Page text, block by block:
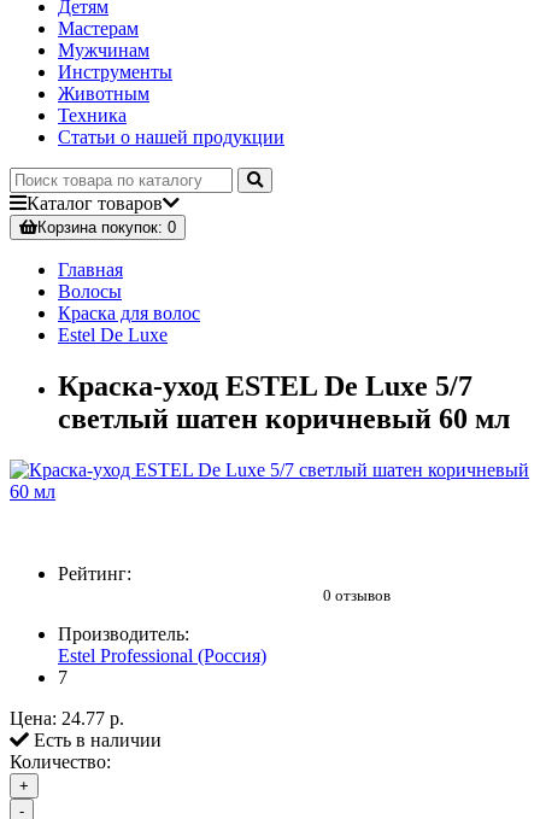
Детям
Мастерам
Мужчинам
Инструменты
Животным
Техника
Статьи о нашей продукции
Каталог товаров
Корзинапокупок: 0
Главная
Волосы
Краска для волос
Estel De Luxe
Краска-уход ESTEL De Luxe 5/7
светлый шатен коричневый 60 мл
Рейтинг:
0 отзывов
Производитель:
Estel Professional (Россия)
7
Цена: 24.77 р.
Есть в наличии
Количество:
+
-